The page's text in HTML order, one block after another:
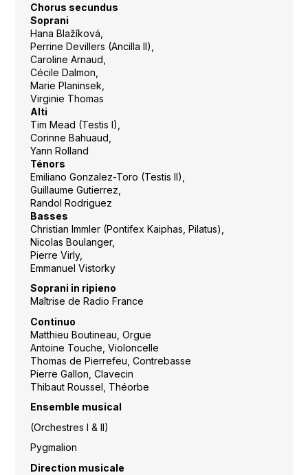
Chorus secundus
Soprani
Hana Blažíková,
Perrine Devillers (Ancilla II),
Caroline Arnaud,
Cécile Dalmon,
Marie Planinsek,
Virginie Thomas
Alti
Tim Mead (Testis I),
Corinne Bahuaud,
Yann Rolland
Ténors
Emiliano Gonzalez-Toro (Testis II),
Guillaume Gutierrez,
Randol Rodriguez
Basses
Christian Immler (Pontifex Kaiphas, Pilatus),
Nicolas Boulanger,
Pierre Virly,
Emmanuel Vistorky
Soprani in ripieno
Maîtrise de Radio France
Continuo
Matthieu Boutineau, Orgue
Antoine Touche, Violoncelle
Thomas de Pierrefeu, Contrebasse
Pierre Gallon, Clavecin
Thibaut Roussel, Théorbe
Ensemble musical
(Orchestres I & II)
Pygmalion
Direction musicale